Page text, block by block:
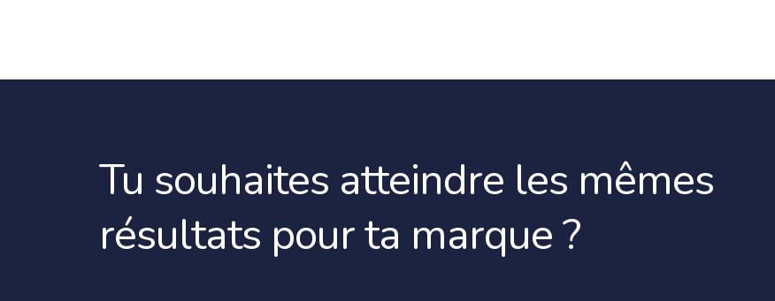
Tu souhaites atteindre les mêmes
résultats pour ta marque ?